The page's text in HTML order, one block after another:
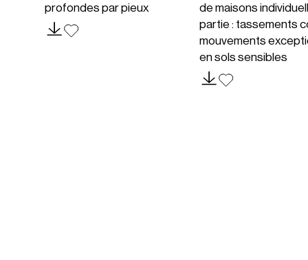
profondes par pieux
de maisons
partie : tassements
mouvements
en sols sensibles